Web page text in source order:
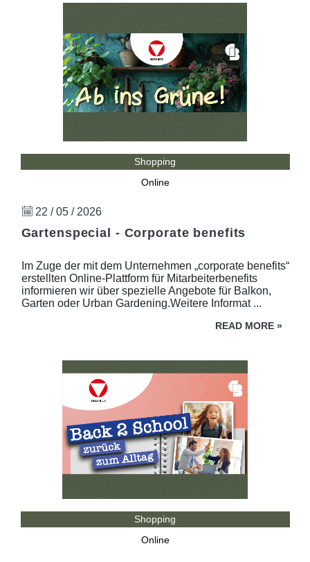
Shopping
Online
22 / 05 / 2026
Gartenspecial - Corporate benefits
Im Zuge der mit dem Unternehmen „corporate benefits“
erstellten Online-Plattform für Mitarbeiterbenefits
informieren wir über spezielle Angebote für Balkon,
Garten oder Urban Gardening.Weitere Informat ...
READ MORE »
Shopping
Online